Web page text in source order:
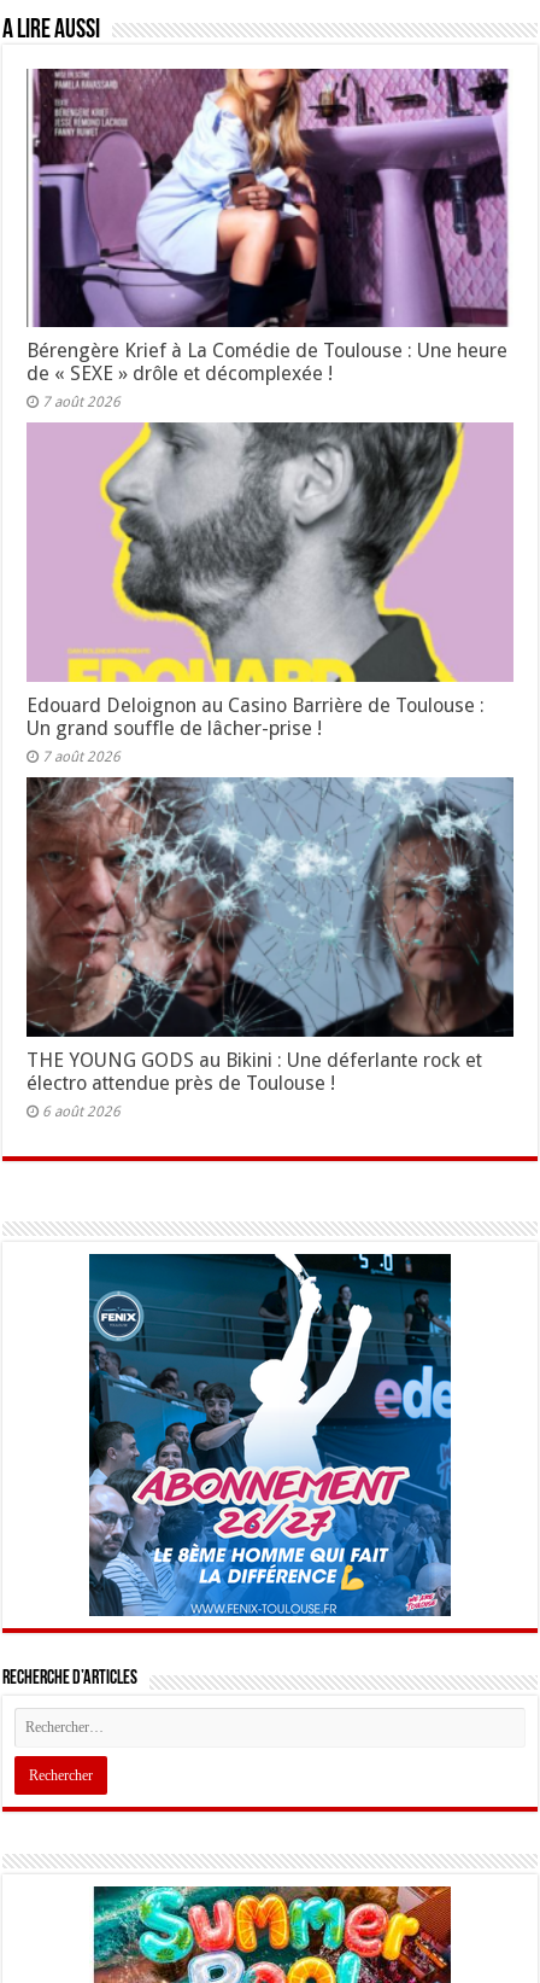
A lire aussi
Bérengère Krief à La Comédie de Toulouse : Une heure
de « SEXE » drôle et décomplexée !
7 août 2026
Edouard Deloignon au Casino Barrière de Toulouse :
Un grand souffle de lâcher-prise !
7 août 2026
THE YOUNG GODS au Bikini : Une déferlante rock et
électro attendue près de Toulouse !
6 août 2026
Recherche d’articles